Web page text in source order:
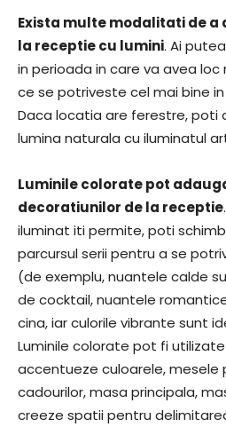
Exista multe modalitati de
la receptie cu lumini. Ai
in perioada in care va avea
ce se potriveste cel mai bine
Daca locatia are ferestre, poti
lumina naturala cu iluminatul
Luminile colorate pot
decoratiunilor de la receptie
iluminat iti permite, poti
parcursul serii pentru a se
(de exemplu, nuantele calde
de cocktail, nuantele
cina, iar culorile vibrante sunt
Luminile colorate pot fi
accentueze culoarele, mesele
cadourilor, masa principala,
creeze spatii pentru